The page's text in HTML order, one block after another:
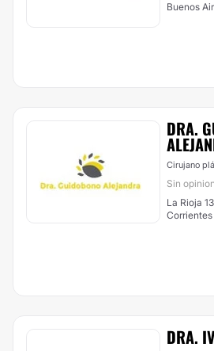
Buenos
DRA.
Cirujano
Sin
La Rioja
Corrientes
DRA.